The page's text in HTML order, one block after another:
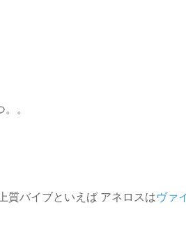
。
質バイブといえば アネロスはヴァ